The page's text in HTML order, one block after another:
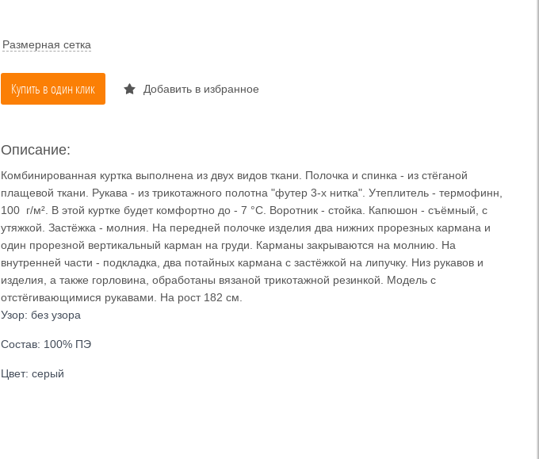
Размерная сетка
Купить в один клик Добавить в избранное
Описание:
Комбинированная куртка выполнена из двух видов ткани. Полочка и спинка - из стёганой
плащевой ткани. Рукава - из трикотажного полотна "футер 3-х нитка". Утеплитель - термофинн,
100 г/м². В этой куртке будет комфортно до - 7 °С. Воротник - стойка. Капюшон - съёмный, с
утяжкой. Застёжка - молния. На передней полочке изделия два нижних прорезных кармана и
один прорезной вертикальный карман на груди. Карманы закрываются на молнию. На
внутренней части - подкладка, два потайных кармана с застёжкой на липучку. Низ рукавов и
изделия, а также горловина, обработаны вязаной трикотажной резинкой. Модель с
отстёгивающимися рукавами. На рост 182 см.
Узор: без узора
Состав: 100% ПЭ
Цвет: серый